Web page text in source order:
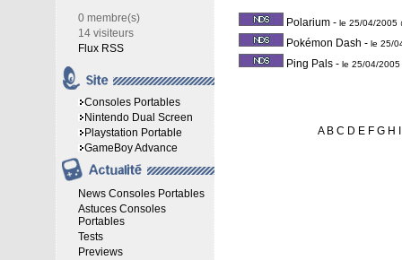
0 membre(s)
14 visiteurs
Flux RSS
Consoles Portables
Nintendo Dual Screen
Playstation Portable
GameBoy Advance
News Consoles Portables
Astuces Consoles
Portables
Tests
Previews
Polarium - le 25/04/2005
Pokémon Dash - le 25/
Ping Pals - le 25/04/2005
A B C D E F G H